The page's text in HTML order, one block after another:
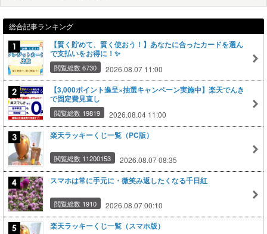
総合記事ランキング
【賢く貯めて、賢く使おう！】あなたに合ったカードを選ん
で支払いをお得に！✨
閲覧総数 6730 2026.08.07 11:00
【3,000ポイント進呈×抽選キャンペーン実施中】楽天でんき
で固定費見直し
閲覧総数 19819 2026.08.04 11:00
楽天ラッキーくじ一覧（PC版）
閲覧総数 11200153 2026.08.07 08:35
スマホは常に手元に・微笑み返したくなる千日紅
閲覧総数 1910 2026.08.07 00:10
楽天ラッキーくじ一覧（スマホ版）